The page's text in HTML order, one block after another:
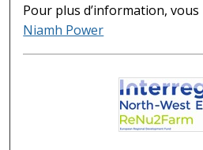
Pour plus d’information,
Niamh Power